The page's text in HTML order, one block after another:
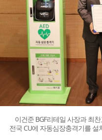
이건준 BGF리테일 사장과 최
전국 CU에 자동심장충격기를 설